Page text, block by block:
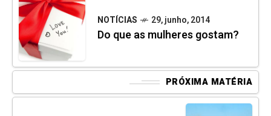
NOTÍCIAS 29, junho, 2014
Do que as mulheres gostam?
PRÓXIMA MATÉRIA